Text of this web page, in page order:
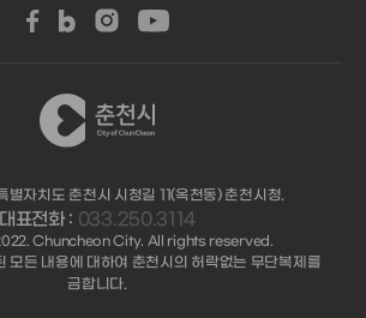
자치도 춘천시 시청길 11(옥천동) 춘천시청.
대표전화 : 033.250.3114
Chuncheon City. All rights reserved.
모든 내용에 대하여 춘천시의 허락없는 무단복제를
금합니다.